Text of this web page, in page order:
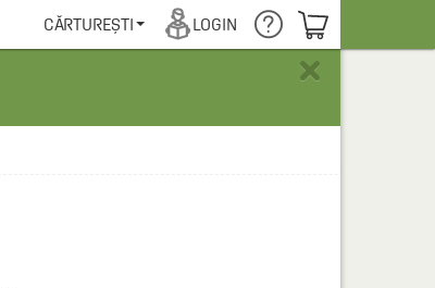
CĂRTUREȘTI LOGIN COȘUL TĂU
×